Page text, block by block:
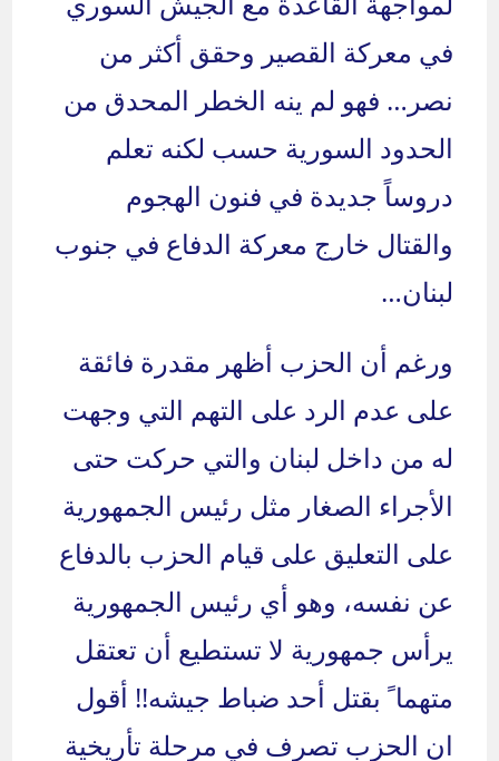
في معركة القصير وحقق أكثر من
نصر… فهو لم ينه الخطر المحدق من
الحدود السورية حسب لكنه تعلم
دروساً جديدة في فنون الهجوم
والقتال خارج معركة الدفاع في جنوب
لبنان…
ورغم أن الحزب أظهر مقدرة فائقة
على عدم الرد على التهم التي وجهت
له من داخل لبنان والتي حركت حتى
الأجراء الصغار مثل رئيس الجمهورية
على التعليق على قيام الحزب بالدفاع
عن نفسه، وهو أي رئيس الجمهورية
يرأس جمهورية لا تستطيع أن تعتقل
متهما ً بقتل أحد ضباط جيشه!! أقول
ان الحزب تصرف في مرحلة تأريخية